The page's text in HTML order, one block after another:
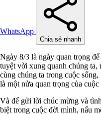
WhatsApp
Chia sẻ nhanh
Ngày 8/3 là ngày quan trọng
tuyệt vời xung quanh chúng ta,
cùng chúng ta trong cuộc
là một nửa quan trọng của cuộc
Và để gửi lời chúc mừng và
biệt trong cuộc đời mình, nấu